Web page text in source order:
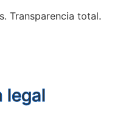
Transparencia total.
legal